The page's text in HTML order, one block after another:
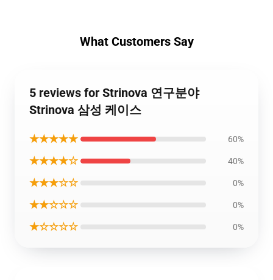
What Customers Say
5 reviews for Strinova 연구분야
Strinova 삼성 케이스
★★★★★ 60%
★★★★☆ 40%
★★★☆☆ 0%
★★☆☆☆ 0%
★☆☆☆☆ 0%